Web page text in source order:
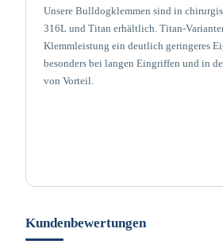
Unsere Bulldogklemmen sind in
316L und Titan erhältlich. Titan-
Klemmleistung ein deutlich geringeres
besonders bei langen Eingriffen und in
von Vorteil.
Kundenbewertungen